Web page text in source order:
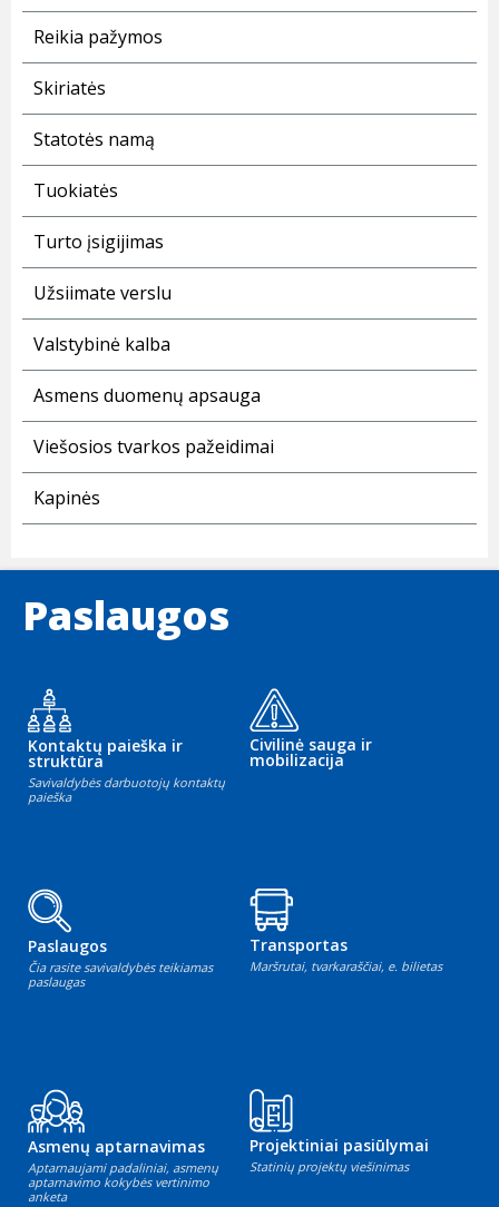
Reikia pažymos
Skiriatės
Statotės namą
Tuokiatės
Turto įsigijimas
Užsiimate verslu
Valstybinė kalba
Asmens duomenų apsauga
Viešosios tvarkos pažeidimai
Kapinės
Paslaugos
Kontaktų paieška ir
struktūra
Savivaldybės darbuotojų kontaktų
paieška
Civilinė sauga ir
mobilizacija
Paslaugos
Čia rasite savivaldybės teikiamas
paslaugas
Transportas
Maršrutai, tvarkaraščiai, e. bilietas
Asmenų aptarnavimas
Aptarnaujami padaliniai, asmenų
aptarnavimo kokybės vertinimo
anketa
Projektiniai pasiūlymai
Statinių projektų viešinimas